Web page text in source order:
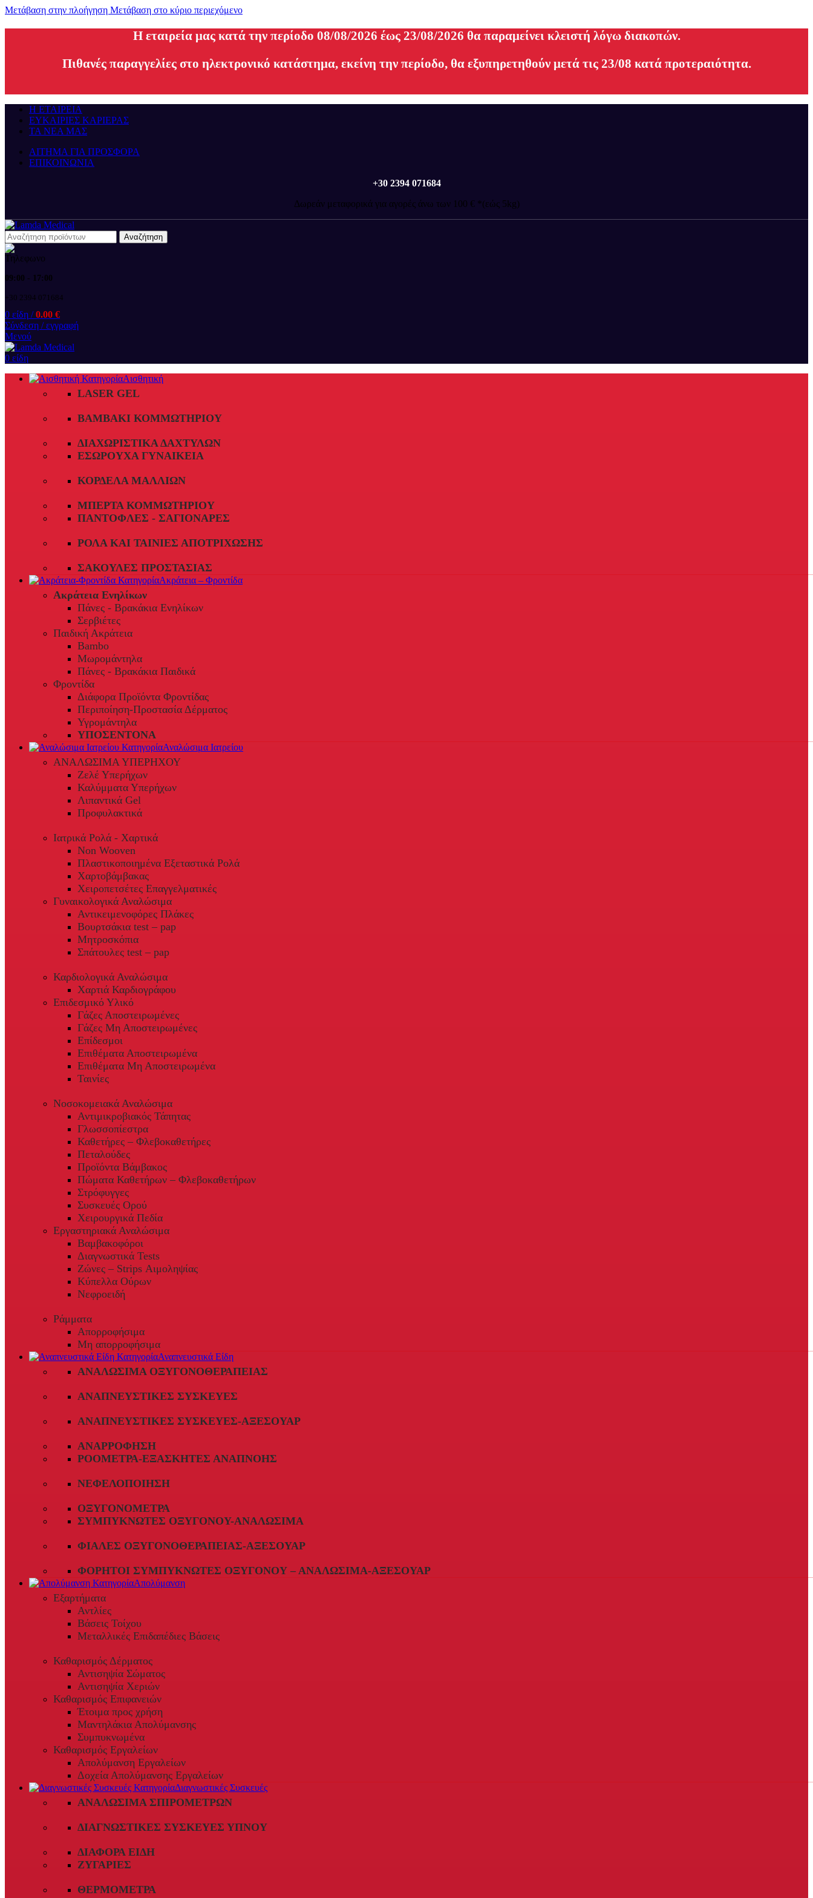
Μετάβαση στην πλοήγηση Μετάβαση στο κύριο περιεχόμενο
H εταιρεία μας κατά την περίοδο 08/08/2026 έως 23/08/2026 θα παραμείνει κλειστή λόγω διακοπών.
Πιθανές παραγγελίες στο ηλεκτρονικό κατάστημα, εκείνη την περίοδο, θα εξυπηρετηθούν μετά τις 23/08 κατά προτεραιότητα.
Η ΕΤΑΙΡΕΙΑ
ΕΥΚΑΙΡΙΕΣ ΚΑΡΙΕΡΑΣ
ΤΑ ΝΕΑ ΜΑΣ
ΑΙΤΗΜΑ ΓΙΑ ΠΡΟΣΦΟΡΑ
ΕΠΙΚΟΙΝΩΝΙΑ
+30 2394 071684
Δωρεάν μεταφορικά για αγορές άνω των 100 € *(εώς 5kg)
Αναζήτηση
09:00 - 17:00
+30 2394 071684
0 είδη / 0.00 €
Σύνδεση / εγγραφή
Μενού
0 είδη
Αισθητική
LASER GEL
ΒΑΜΒΆΚΙ ΚΟΜΜΩΤΗΡΊΟΥ
ΔΙΑΧΩΡΙΣΤΙΚΆ ΔΑΧΤΎΛΩΝ
ΕΣΏΡΟΥΧΑ ΓΥΝΑΙΚΕΊΑ
ΚΟΡΔΈΛΑ ΜΑΛΛΙΏΝ
ΜΠΈΡΤΑ ΚΟΜΜΩΤΗΡΊΟΥ
ΠΑΝΤΌΦΛΕΣ - ΣΑΓΙΟΝΆΡΕΣ
ΡΟΛΆ ΚΑΙ ΤΑΙΝΊΕΣ ΑΠΟΤΡΊΧΩΣΗΣ
ΣΑΚΟΎΛΕΣ ΠΡΟΣΤΑΣΊΑΣ
Ακράτεια – Φροντίδα
Ακράτεια Ενηλίκων
Πάνες - Βρακάκια Ενηλίκων
Σερβιέτες
Παιδική Ακράτεια
Bambo
Μωρομάντηλα
Πάνες - Βρακάκια Παιδικά
Φροντίδα
Διάφορα Προϊόντα Φροντίδας
Περιποίηση-Προστασία Δέρματος
Υγρομάντηλα
ΥΠΟΣΕΝΤΟΝΑ
Αναλώσιμα Ιατρείου
ΑΝΑΛΩΣΙΜΑ ΥΠΕΡΗΧΟΥ
Ζελέ Υπερήχων
Καλύμματα Υπερήχων
Λιπαντικά Gel
Προφυλακτικά
Ιατρικά Ρολά - Χαρτικά
Non Wooven
Πλαστικοποιημένα Εξεταστικά Ρολά
Χαρτοβάμβακας
Χειροπετσέτες Επαγγελματικές
Γυναικολογικά Αναλώσιμα
Αντικειμενοφόρες Πλάκες
Βουρτσάκια test – pap
Μητροσκόπια
Σπάτουλες test – pap
Καρδιολογικά Αναλώσιμα
Χαρτιά Καρδιογράφου
Επιδεσμικό Υλικό
Γάζες Αποστειρωμένες
Γάζες Μη Αποστειρωμένες
Επίδεσμοι
Επιθέματα Αποστειρωμένα
Επιθέματα Μη Αποστειρωμένα
Ταινίες
Νοσοκομειακά Αναλώσιμα
Αντιμικροβιακός Τάπητας
Γλωσσοπίεστρα
Καθετήρες – Φλεβοκαθετήρες
Πεταλούδες
Προϊόντα Βάμβακος
Πώματα Καθετήρων – Φλεβοκαθετήρων
Στρόφυγγες
Συσκευές Ορού
Χειρουργικά Πεδία
Εργαστηριακά Αναλώσιμα
Βαμβακοφόροι
Διαγνωστικά Tests
Ζώνες – Strips Αιμοληψίας
Κύπελλα Ούρων
Νεφροειδή
Ράμματα
Απορροφήσιμα
Μη απορροφήσιμα
Αναπνευστικά Είδη
ΑΝΑΛΏΣΙΜΑ ΟΞΥΓΟΝΟΘΕΡΑΠΕΊΑΣ
ΑΝΑΠΝΕΥΣΤΙΚΈΣ ΣΥΣΚΕΥΈΣ
ΑΝΑΠΝΕΥΣΤΙΚΈΣ ΣΥΣΚΕΥΈΣ-ΑΞΕΣΟΥΆΡ
ΑΝΑΡΡΌΦΗΣΗ
ΡΟΌΜΕΤΡΑ-ΕΞΑΣΚΗΤΈΣ ΑΝΑΠΝΟΉΣ
ΝΕΦΕΛΟΠΟΊΗΣΗ
ΟΞΥΓΟΝΌΜΕΤΡΑ
ΣΥΜΠΥΚΝΩΤΈΣ ΟΞΥΓΌΝΟΥ-ΑΝΑΛΏΣΙΜΑ
ΦΙΆΛΕΣ ΟΞΥΓΟΝΟΘΕΡΑΠΕΊΑΣ-ΑΞΕΣΟΥΆΡ
ΦΟΡΗΤΟΊ ΣΥΜΠΥΚΝΩΤΈΣ ΟΞΥΓΌΝΟΥ – ΑΝΑΛΏΣΙΜΑ-ΑΞΕΣΟΥΆΡ
Απολύμανση
Εξαρτήματα
Αντλίες
Βάσεις Τοίχου
Μεταλλικές Επιδαπέδιες Βάσεις
Καθαρισμός Δέρματος
Αντισηψία Σώματος
Αντισηψία Χεριών
Καθαρισμός Επιφανειών
Έτοιμα προς χρήση
Μαντηλάκια Απολύμανσης
Συμπυκνωμένα
Καθαρισμός Εργαλείων
Απολύμανση Εργαλείων
Δοχεία Απολύμανσης Εργαλείων
Διαγνωστικές Συσκευές
ΑΝΑΛΏΣΙΜΑ ΣΠΙΡΟΜΈΤΡΩΝ
ΔΙΑΓΝΩΣΤΙΚΈΣ ΣΥΣΚΕΥΈΣ ΎΠΝΟΥ
ΔΙΆΦΟΡΑ ΕΊΔΗ
ΖΥΓΑΡΙΈΣ
ΘΕΡΜΌΜΕΤΡΑ